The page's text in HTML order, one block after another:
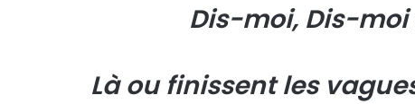
Dis-moi, Dis-
Là ou finissent les